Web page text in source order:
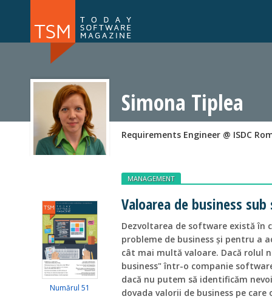
NOU
Simona Tiplea
Requirements Engineer @ ISDC
Numărul 51
MANAGEMENT
Valoarea de business
Dezvoltarea de software există în
probleme de business și pentru a
cât mai multă valoare. Dacă rolul
business" într-o companie
dacă nu putem să identificăm
dovada valorii de business pe